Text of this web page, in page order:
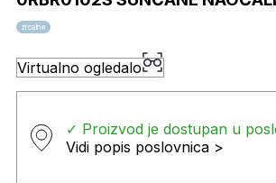
zrcalne
Virtualno ogledalo
✓ Proizvod je dostupan u
Vidi popis poslovnica >